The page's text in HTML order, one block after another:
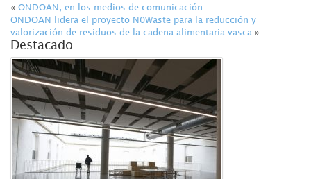
« ONDOAN, en los medios de comunicación
ONDOAN lidera el proyecto N0Waste para la reducción y
valorización de residuos de la cadena alimentaria vasca »
Destacado